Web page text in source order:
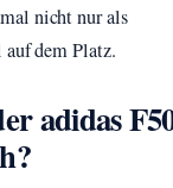
nicht nur als
dem Platz.
adidas